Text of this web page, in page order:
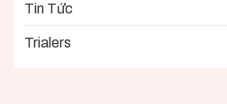
Tin Tức
Trialers